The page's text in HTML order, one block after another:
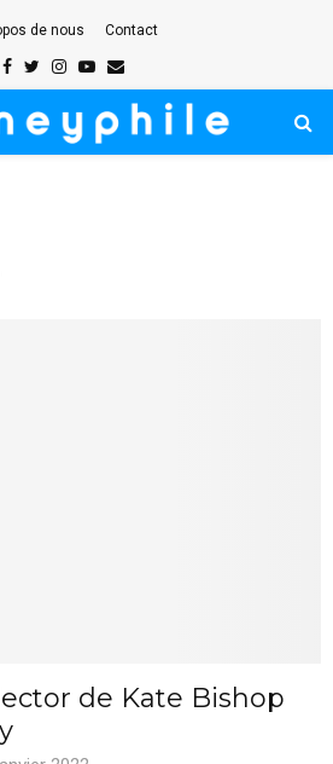
de nous Contact
Facebook
TwitterInstagram
Youtube
Email
de Kate Bishop